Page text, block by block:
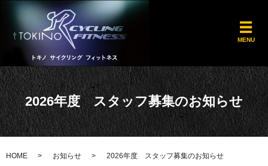
MENU
2026年度 スタッフ募集のお知らせ
HOME お知らせ 2026年度 スタッフ募集のお知らせ